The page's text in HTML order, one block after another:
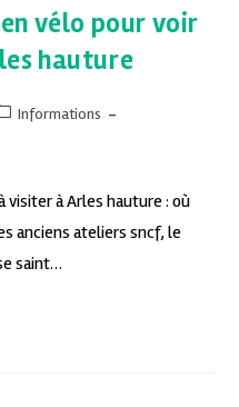
vélo pour voir
hauture
Informations
visiter à Arles hauture : où
anciens ateliers sncf, le
saint…